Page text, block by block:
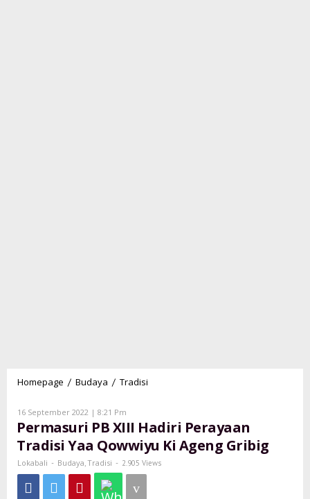
Homepage / Budaya / Tradisi
Hadiri
Perayaan
Tradisi
Yaa
16 September 2022 | 8:21 Pm
Lokabali
Permasuri PB XIII Hadiri Perayaan
Tradisi Yaa Qowwiyu Ki Ageng Gribig
Lokabali - Budaya,Tradisi - 2.905 Views